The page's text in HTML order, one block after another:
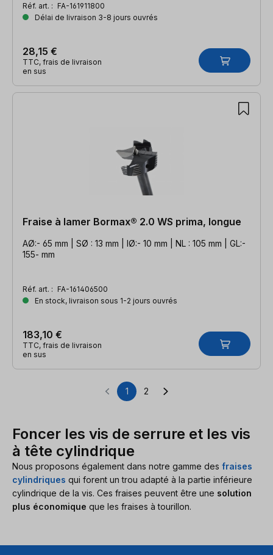
Réf. art. : FA-161911800
Délai de livraison 3-8 jours ouvrés
28,15 €
TTC, frais de livraison
en sus
Fraise à lamer Bormax® 2.0 WS prima, longue
AØ:- 65 mm | SØ : 13 mm | IØ:- 10 mm | NL : 105 mm | GL:-
155- mm
Réf. art. : FA-161406500
En stock, livraison sous 1-2 jours ouvrés
183,10 €
TTC, frais de livraison
en sus
Page
1 Page
2
Foncer les vis de serrure et les vis
à tête cylindrique
Nous proposons également dans notre gamme des fraises
cylindriques qui forent un trou adapté à la partie inférieure
cylindrique de la vis. Ces fraises peuvent être une solution
plus économique que les fraises à tourillon.